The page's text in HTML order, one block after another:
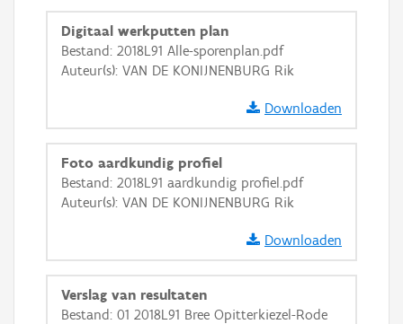
i
+ −
Basis Lagen
Ortho
GRB-Basiskaart
Digitaal werkputten plan
Bestand: 2018L91 Alle-sporenplan.pdf
Auteur(s): VAN DE KONIJNENBURG Rik
Downloaden
Foto aardkundig profiel
Bestand: 2018L91 aardkundig profiel.pdf
Auteur(s): VAN DE KONIJNENBURG Rik
Downloaden
Verslag van resultaten
Bestand: 01 2018L91 Bree Opitterkiezel-Rode